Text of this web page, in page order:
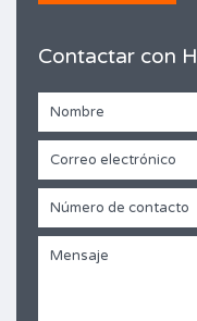
Contactar con